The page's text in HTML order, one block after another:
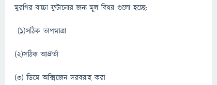
মুরগির বাচ্চা ফুটানোর জন্য মূল বিষয় গুলো হচ্ছে:
(১)সঠিক তাপমাত্রা
(২)সঠিক আদ্রর্তা
(৩) ডিমে অক্সিজেন সরবরাহ করা